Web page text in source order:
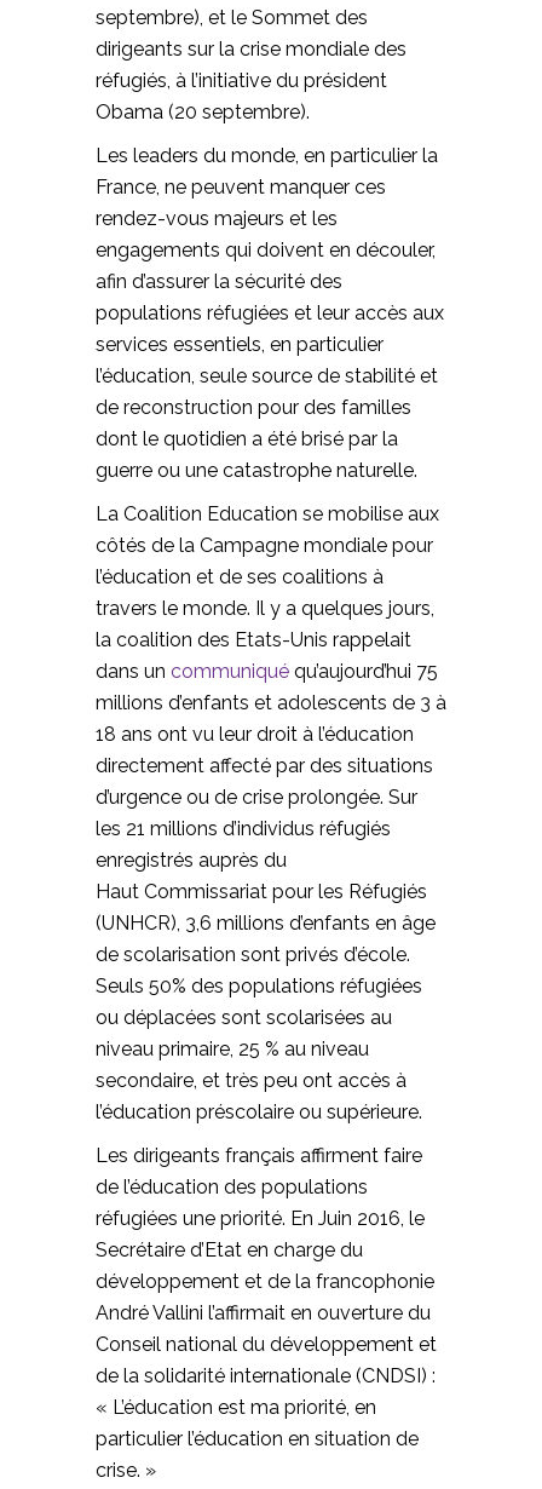
septembre), et le Sommet des
dirigeants sur la crise mondiale des
réfugiés, à l’initiative du président
Obama (20 septembre).
Les leaders du monde, en particulier la
France, ne peuvent manquer ces
rendez-vous majeurs et les
engagements qui doivent en découler,
afin d’assurer la sécurité des
populations réfugiées et leur accès aux
services essentiels, en particulier
l’éducation, seule source de stabilité et
de reconstruction pour des familles
dont le quotidien a été brisé par la
guerre ou une catastrophe naturelle.
La Coalition Education se mobilise aux
côtés de la Campagne mondiale pour
l’éducation et de ses coalitions à
travers le monde. Il y a quelques jours,
la coalition des Etats-Unis rappelait
dans un communiqué qu’aujourd’hui 75
millions d’enfants et adolescents de 3 à
18 ans ont vu leur droit à l’éducation
directement affecté par des situations
d’urgence ou de crise prolongée. Sur
les 21 millions d’individus réfugiés
enregistrés auprès du
Haut Commissariat pour les Réfugiés
(UNHCR), 3,6 millions d’enfants en âge
de scolarisation sont privés d’école.
Seuls 50% des populations réfugiées
ou déplacées sont scolarisées au
niveau primaire, 25 % au niveau
secondaire, et très peu ont accès à
l’éducation préscolaire ou supérieure.
Les dirigeants français affirment faire
de l’éducation des populations
réfugiées une priorité. En Juin 2016, le
Secrétaire d’Etat en charge du
développement et de la francophonie
André Vallini l’affirmait en ouverture du
Conseil national du développement et
de la solidarité internationale (CNDSI) :
« L’éducation est ma priorité, en
particulier l’éducation en situation de
crise. »